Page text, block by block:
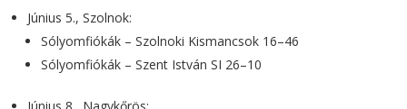
Június 5., Szolnok:
Sólyomfiókák – Szolnoki Kismancsok 16–46
Sólyomfiókák – Szent István SI 26–10